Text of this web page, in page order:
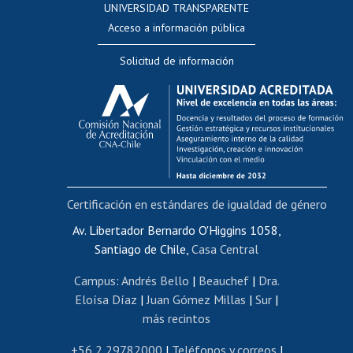
Evaluación docente
Calificación académica
Postulación al AUCAI
Funcionarias/os
Cursos internos de capacitación
Bienestar del personal
Portal de movilidad interna
Certificado de renta
Certificado de renta honorarios
Editar páginas blancas
Extranjeras/os
Revalidación y reconocimiento de títulos
UNIVERSIDAD TRANSPARENTE
Acceso a información pública
Solicitud de información
Av. Libertador Bernardo O'Higgins 1058,
Santiago de Chile, Casa Central
Campus: Andrés Bello | Beauchef| Dra.
Eloísa Díaz | Juan Gómez Millas | Sur |
más recintos
+56 2 29782000 | Teléfonos y correos |
Certificación en estándares de igualdad de género